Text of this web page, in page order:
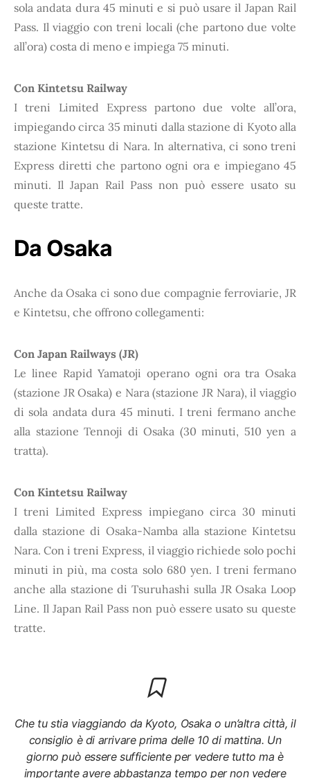
sola andata dura 45 minuti e si può usare il Japan Rail
Pass. Il viaggio con treni locali (che partono due volte
all’ora) costa di meno e impiega 75 minuti.
Con Kintetsu Railway
I treni Limited Express partono due volte all’ora,
impiegando circa 35 minuti dalla stazione di Kyoto alla
stazione Kintetsu di Nara. In alternativa, ci sono treni
Express diretti che partono ogni ora e impiegano 45
minuti. Il Japan Rail Pass non può essere usato su
queste tratte.
Da Osaka
Anche da Osaka ci sono due compagnie ferroviarie, JR
e Kintetsu, che offrono collegamenti:
Con Japan Railways (JR)
Le linee Rapid Yamatoji operano ogni ora tra Osaka
(stazione JR Osaka) e Nara (stazione JR Nara), il viaggio
di sola andata dura 45 minuti. I treni fermano anche
alla stazione Tennoji di Osaka (30 minuti, 510 yen a
tratta).
Con Kintetsu Railway
I treni Limited Express impiegano circa 30 minuti
dalla stazione di Osaka-Namba alla stazione Kintetsu
Nara. Con i treni Express, il viaggio richiede solo pochi
minuti in più, ma costa solo 680 yen. I treni fermano
anche alla stazione di Tsuruhashi sulla JR Osaka Loop
Line. Il Japan Rail Pass non può essere usato su queste
tratte.
Che tu stia viaggiando da Kyoto, Osaka o un’altra città, il
consiglio è di arrivare prima delle 10 di mattina. Un
giorno può essere sufficiente per vedere tutto ma è
importante avere abbastanza tempo per non vedere